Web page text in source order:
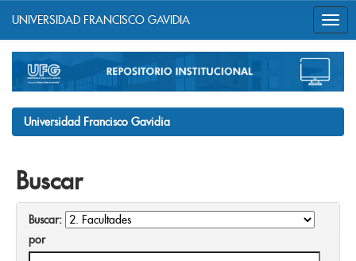
navigation
UNIVERSIDAD FRANCISCO GAVIDIA
Universidad Francisco Gavidia
Buscar
Buscar:
por